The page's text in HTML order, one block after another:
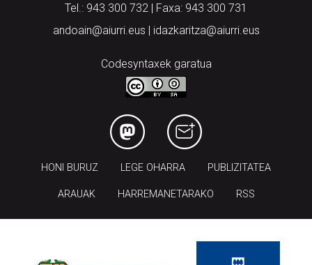
Tel.: 943 300 732 | Faxa: 943 300 731
andoain@aiurri.eus | idazkaritza@aiurri.eus
Codesyntaxek garatua
HONI BURUZ LEGE OHARRA PUBLIZITATEA
ARAUAK HARREMANETARAKO RSS